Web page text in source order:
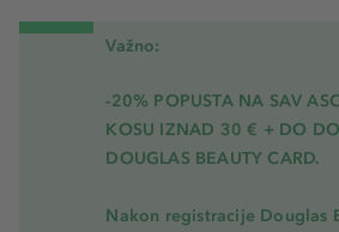
Važno:
-20% POPUSTA NA SAV
KOSU IZNAD 30 € + DO
DOUGLAS BEAUTY CARD.
Nakon registracije Douglas